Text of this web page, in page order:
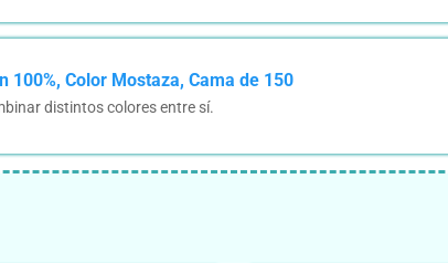
100%, Color Mostaza, Cama de 150
distintos colores entre sí.